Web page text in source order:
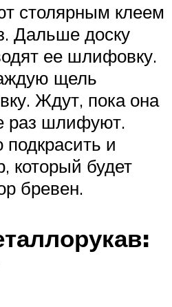
столярным клеем
Дальше доску
ее шлифовку.
щель
Ждут, пока она
раз шлифуют.
и
который будет
бревен.